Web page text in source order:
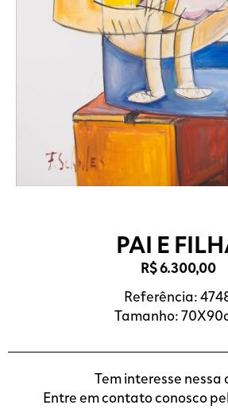
PAI E
R$6.300,00
Referência:
Tamanho:
Tem interesse nessa
Entre em contato conosco